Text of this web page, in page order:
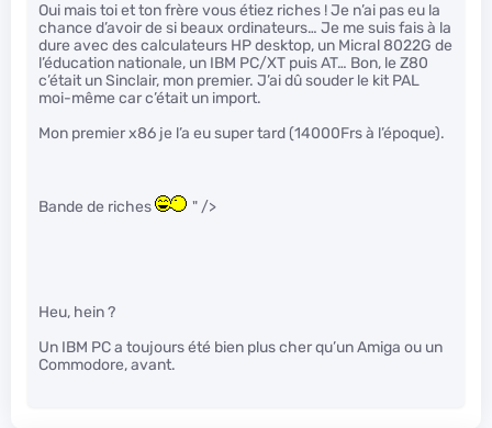
Oui mais toi et ton frère vous étiez riches ! Je n’ai pas eu la
chance d’avoir de si beaux ordinateurs… Je me suis fais à la
dure avec des calculateurs HP desktop, un Micral 8022G de
l’éducation nationale, un IBM PC/XT puis AT… Bon, le Z80
c’était un Sinclair, mon premier. J’ai dû souder le kit PAL
moi-même car c’était un import.
Mon premier x86 je l’a eu super tard (14000Frs à l’époque).
Bande de riches " />
Heu, hein ?
Un IBM PC a toujours été bien plus cher qu’un Amiga ou un
Commodore, avant.